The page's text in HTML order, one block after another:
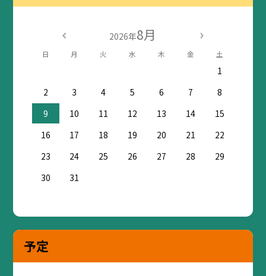
2026年8月
日 月 火 水 木 金 土
1
2
3 4 5 6 7
8
9
10 11 12 13 14
15
16
17 18 19 20 21
22
23
24 25 26 27 28
29
30
31
予定